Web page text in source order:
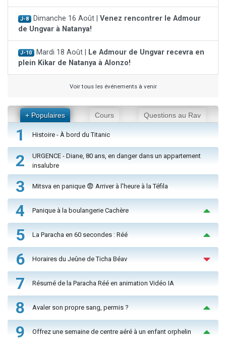
J-8 Dimanche 16 Août | Venez rencontrer le Admour
de Ungvar à Natanya!
J-10 Mardi 18 Août |
Le Admour de Ungvar recevra en
plein Kikar de Natanya à Alonzo!
Voir tous les événements à venir
+ Populaires Cours Questions au Rav
1 Histoire - À bord du Titanic
2
URGENCE - Diane, 80 ans, en danger dans un appartement
insalubre
3 Mitsva en panique 😨 Arriver à l'heure à la Téfila
4 Panique à la boulangerie Cachère
5 La Paracha en 60 secondes : Réé
6 Horaires du Jeûne de Ticha Béav
7 Résumé de la Paracha Réé en animation Vidéo IA
8 Avaler son propre sang, permis ?
9 Offrez une semaine de centre aéré à un enfant orphelin